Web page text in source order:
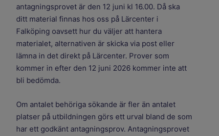
antagningsprovet är den 12 juni kl 16.00. Då ska
ditt material finnas hos oss på Lärcenter i
Falköping oavsett hur du väljer att hantera
materialet, alternativen är skicka via post eller
lämna in det direkt på Lärcenter. Prover som
kommer in efter den 12 juni 2026 kommer inte att
bli bedömda.
Om antalet behöriga sökande är fler än antalet
platser på utbildningen görs ett urval bland de som
har ett godkänt antagningsprov. Antagningsprovet